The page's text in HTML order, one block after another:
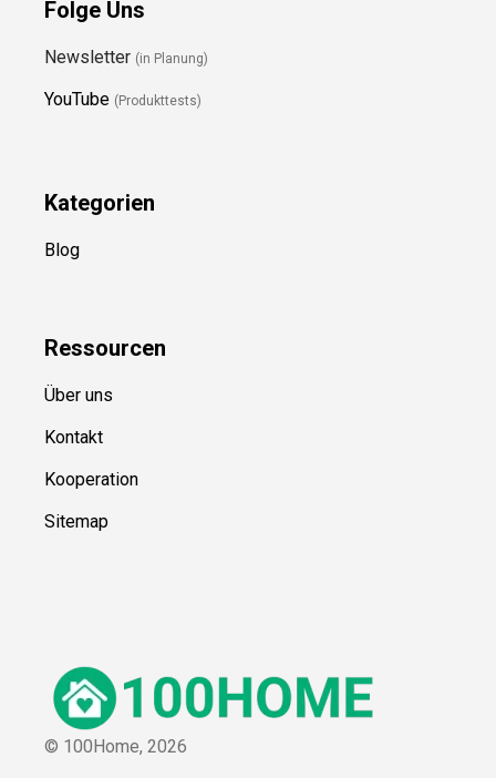
Folge Uns
Newsletter (in Planung)
YouTube (Produkttests)
Kategorien
Blog
Ressourcen
Über uns
Kontakt
Kooperation
Sitemap
© 100Home, 2026